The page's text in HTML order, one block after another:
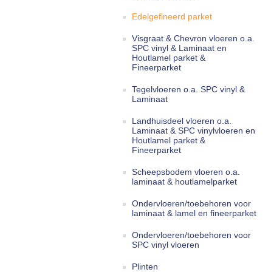
Edelgefineerd parket
Visgraat & Chevron vloeren o.a.
SPC vinyl & Laminaat en
Houtlamel parket &
Fineerparket
Tegelvloeren o.a. SPC vinyl &
Laminaat
Landhuisdeel vloeren o.a.
Laminaat & SPC vinylvloeren en
Houtlamel parket &
Fineerparket
Scheepsbodem vloeren o.a.
laminaat & houtlamelparket
Ondervloeren/toebehoren voor
laminaat & lamel en fineerparket
Ondervloeren/toebehoren voor
SPC vinyl vloeren
Plinten